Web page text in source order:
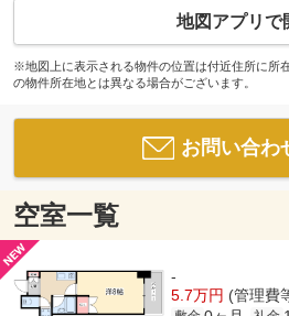
地図アプリで
※地図上に表示される物件の位置は付近住所に所
の物件所在地とは異なる場合がございます。
お問い合わ
空室一覧
-
5.7万円 (管理費